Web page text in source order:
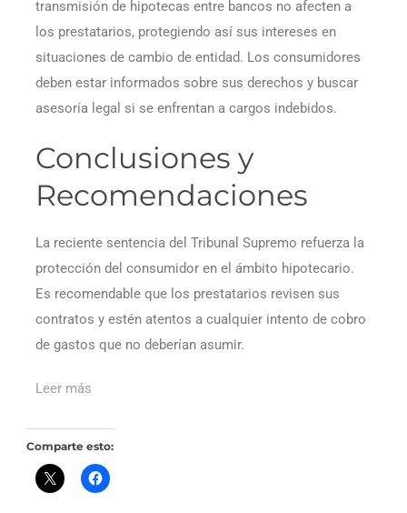
transmisión de hipotecas entre bancos no afecten a
los prestatarios, protegiendo así sus intereses en
situaciones de cambio de entidad. Los consumidores
deben estar informados sobre sus derechos y buscar
asesoría legal si se enfrentan a cargos indebidos.
Conclusiones y
Recomendaciones
La reciente sentencia del Tribunal Supremo refuerza la
protección del consumidor en el ámbito hipotecario.
Es recomendable que los prestatarios revisen sus
contratos y estén atentos a cualquier intento de cobro
de gastos que no deberían asumir.
Leer más
Comparte esto: